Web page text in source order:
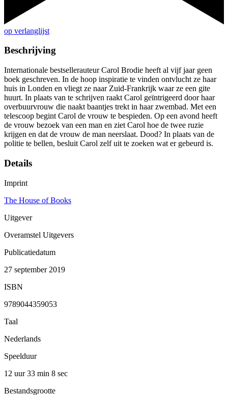
op verlanglijst
Beschrijving
Internationale bestsellerauteur Carol Brodie heeft al vijf jaar geen
boek geschreven. In de hoop inspiratie te vinden ontvlucht ze haar
huis in Londen en vliegt ze naar Zuid-Frankrijk waar ze een gite
huurt. In plaats van te schrijven raakt Carol geïntrigeerd door haar
overbuurvrouw die naakt baantjes trekt in haar zwembad. Met een
telescoop begint Carol de vrouw te bespieden. Op een avond heeft
de vrouw bezoek van een man en ziet Carol hoe de twee ruzie
krijgen en dat de vrouw de man neerslaat. Dood? In plaats van de
politie te bellen, besluit Carol zelf uit te zoeken wat er gebeurd is.
Details
Imprint
The House of Books
Uitgever
Overamstel Uitgevers
Publicatiedatum
27 september 2019
ISBN
9789044359053
Taal
Nederlands
Speelduur
12 uur 33 min 8 sec
Bestandsgrootte